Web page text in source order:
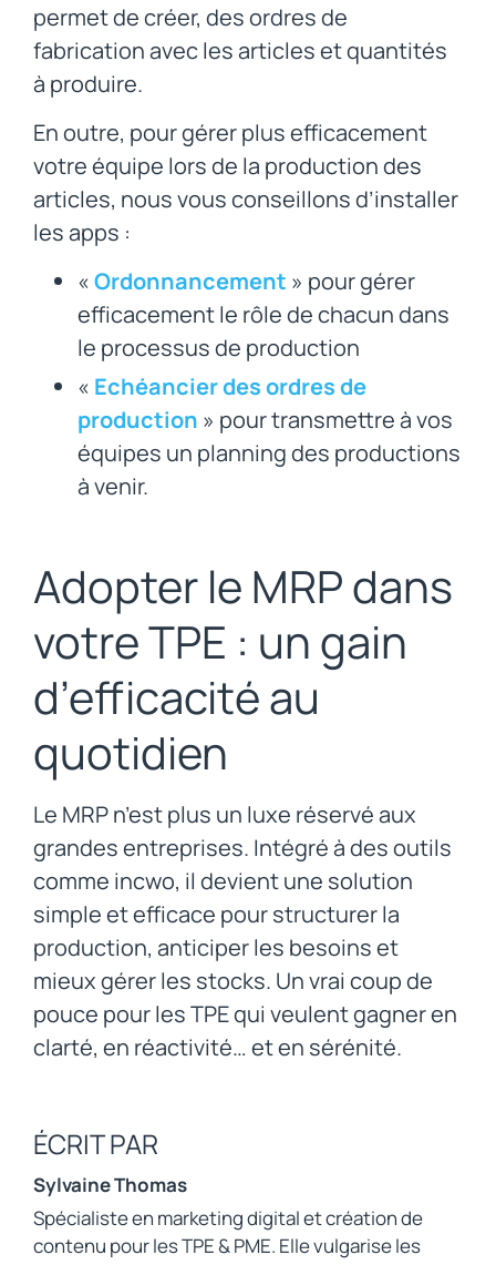
permet de créer, des ordres de
fabrication avec les articles et quantités
à produire.
En outre, pour gérer plus efficacement
votre équipe lors de la production des
articles, nous vous conseillons d’installer
les apps :
«Ordonnancement » pour gérer
efficacement le rôle de chacun dans
le processus de production
« Echéancier des ordres de
production » pour transmettre à vos
équipes un planning des productions
à venir.
Adopter le MRP dans
votre TPE : un gain
d’efficacité au
quotidien
Le MRP n’est plus un luxe réservé aux
grandes entreprises. Intégré à des outils
comme incwo, il devient une solution
simple et efficace pour structurer la
production, anticiper les besoins et
mieux gérer les stocks. Un vrai coup de
pouce pour les TPE qui veulent gagner en
clarté, en réactivité… et en sérénité.
ÉCRIT PAR
Sylvaine Thomas
Spécialiste en marketing digital et création de
contenu pour les TPE & PME. Elle vulgarise les